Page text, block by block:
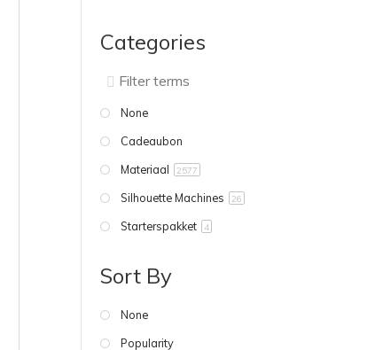
Categories
None
Cadeaubon
Materiaal
2577
Silhouette Machines 26
Starterspakket 4
Sort By
None
Popularity